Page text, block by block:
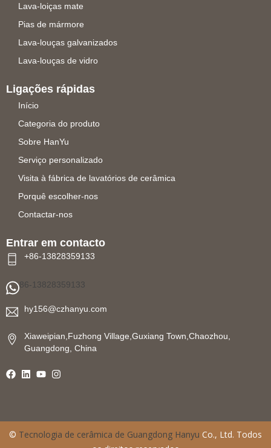
Lava-loiças mate
Pias de mármore
Lava-louças galvanizados
Lava-louças de vidro
Ligações rápidas
Início
Categoria do produto
Sobre HanYu
Serviço personalizado
Visita à fábrica de lavatórios de cerâmica
Porquê escolher-nos
Contactar-nos
Entrar em contacto
+86-13828359133
86-13828359133
hy156@czhanyu.com
Xiaweipian,Fuzhong Village,Guxiang Town,Chaozhou,
Guangdong, China
© Tecnologia de cerâmica de Guangdong Hanyu Co., Ltd. Todos